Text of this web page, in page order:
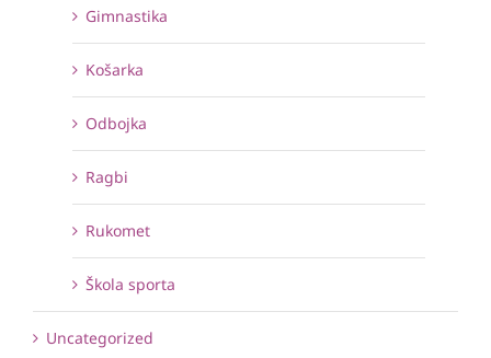
Gimnastika
Košarka
Odbojka
Ragbi
Rukomet
Škola sporta
Uncategorized